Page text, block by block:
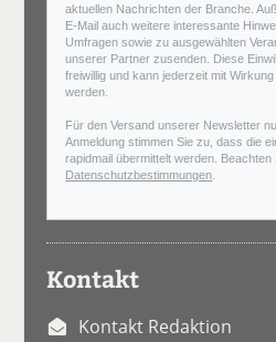
aktuellen Nachrichten der Branche.
E-Mail auch weitere interessante
Umfragen sowie zu ausgewählten
unserer Partner zusenden. Diese
freiwillig und kann jederzeit mit
werden.
Für den Versand unserer Newsletter
Anmeldung stimmen Sie zu, dass die
rapidmail übermittelt werden.
Datenschutzbestimmungen
Kontakt
Kontakt Redaktion